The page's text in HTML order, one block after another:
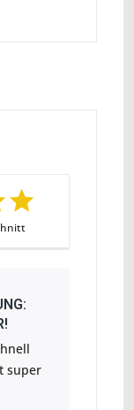
super